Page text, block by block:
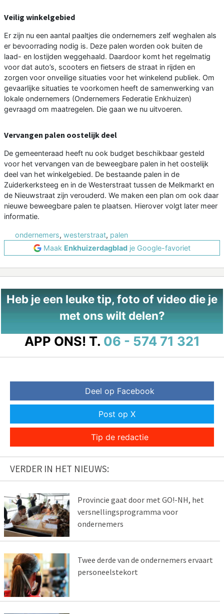
Veilig winkelgebied
Er zijn nu een aantal paaltjes die ondernemers zelf weghalen als
er bevoorrading nodig is. Deze palen worden ook buiten de
laad- en lostijden weggehaald. Daardoor komt het regelmatig
voor dat auto’s, scooters en fietsers de straat in rijden en
zorgen voor onveilige situaties voor het winkelend publiek. Om
gevaarlijke situaties te voorkomen heeft de samenwerking van
lokale ondernemers (Ondernemers Federatie Enkhuizen)
gevraagd om maatregelen. Die gaan we nu uitvoeren.
Vervangen palen oostelijk deel
De gemeenteraad heeft nu ook budget beschikbaar gesteld
voor het vervangen van de beweegbare palen in het oostelijk
deel van het winkelgebied. De bestaande palen in de
Zuiderkerksteeg en in de Westerstraat tussen de Melkmarkt en
de Nieuwstraat zijn verouderd. We maken een plan om ook daar
nieuwe beweegbare palen te plaatsen. Hierover volgt later meer
informatie.
ondernemers, westerstraat, palen
Maak Enkhuizerdagblad je Google-favoriet
Heb je een leuke tip, foto of video die je
met ons wilt delen?
APP ONS! T. 06 - 574 71 321
Deel op Facebook
Post op X
Tip de redactie
VERDER IN HET NIEUWS:
Provincie gaat door met GO!-NH, het
versnellingsprogramma voor
ondernemers
Twee derde van de ondernemers ervaart
personeelstekort